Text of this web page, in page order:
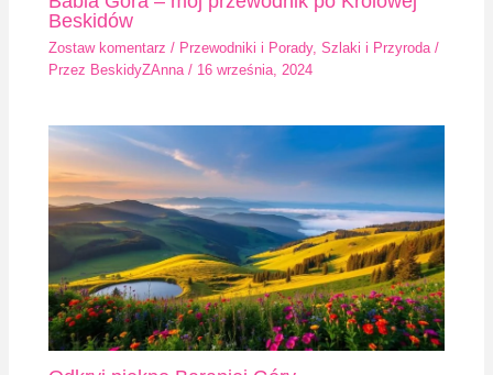
Beskidów
Zostaw komentarz / Przewodniki i Porady,Szlaki i Przyroda/
Przez BeskidyZAnna/ 16 września, 2024